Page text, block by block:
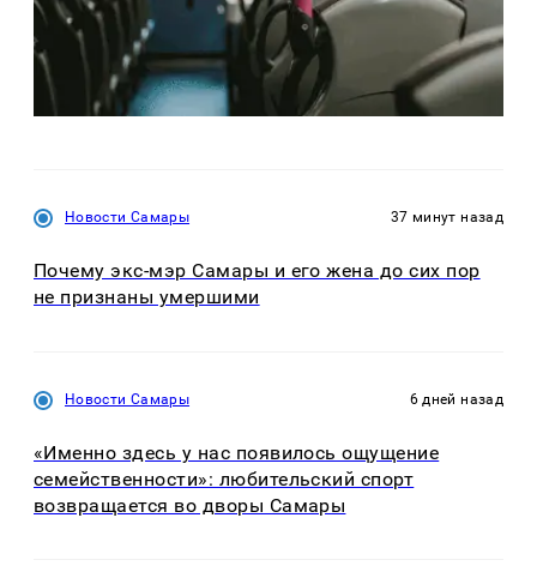
Новости Самары 37 минут назад
Почему экс-мэр Самары и его жена до сих пор
не признаны умершими
Новости Самары 6 дней назад
«Именно здесь у нас появилось ощущение
семейственности»: любительский спорт
возвращается во дворы Самары